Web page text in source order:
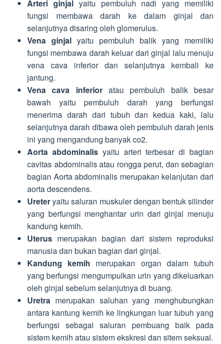
Arteri ginjalyaitu pembuluh nadi yang memiliki
fungsi membawa darah ke dalam ginjal dan
selanjutnya disaring oleh glomerulus.
Vena ginjal yaitu pembuluh balik yang memiliki
fungsi membawa darah keluar dari ginjal lalu menuju
vena cava inferior dan selanjutnya kembali ke
jantung.
Vena cava inferioratau pembuluh balik besar
bawah yaitu pembuluh darah yang berfungsi
menerima darah dari tubuh dan kedua kaki, lalu
selanjutnya darah dibawa oleh pembuluh darah jenis
ini yang mengandung banyak co2.
Aorta abdominalisyaitu arteri terbesar di bagian
cavitas abdominalis atau rongga perut, dan sebagian
bagian Aorta abdominalis merupakan kelanjutan dari
aorta descendens.
Ureteryaitu saluran muskuler dengan bentuk silinder
yang berfungsi menghantar urin dari ginjal menuju
kandung kemih.
Uterus merupakan bagian dari sistem reproduksi
manusia dan bukan bagian dari ginjal.
Kandung kemih merupakan organ dalam tubuh
yang berfungsi mengumpulkan urin yang dikeluarkan
oleh ginjal sebelum selanjutnya di buang.
Uretra merupakan saluhan yang menghubungkan
antara kantung kemih ke lingkungan luar tubuh yang
berfungsi sebagai saluran pembuang baik pada
sistem kemih atau sistem ekskresi dan sitem seksual.